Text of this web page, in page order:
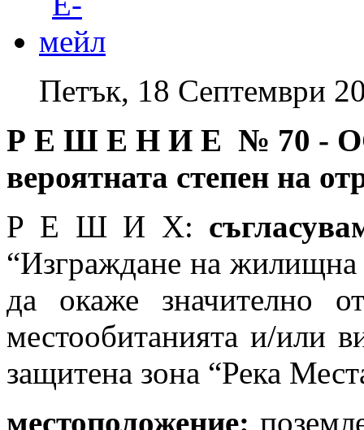
Петък, 18 Септември
Р Е Ш Е Н И Е № 70 -
вероятната степен на
Р Е Ш И Х:
“Изграждане на жилищна
да окаже значително
местообитанията и/или
защитена зона “Река
местоположение: